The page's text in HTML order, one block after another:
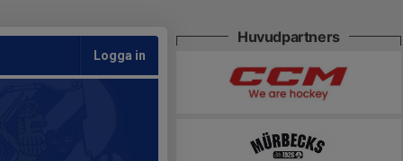
Logga in
Huvudpartners